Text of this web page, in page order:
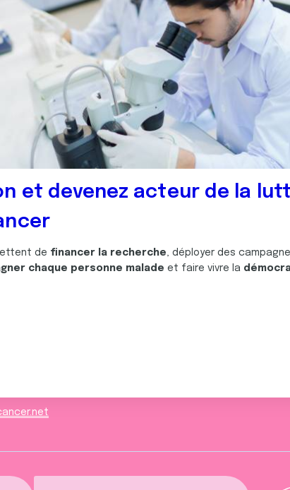
et devenez acteur de la
de financer la recherche, déployer des
chaque personne malade et faire vivre la